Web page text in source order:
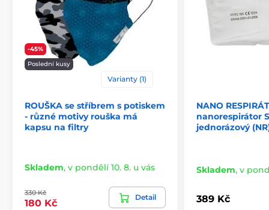
-45%
Poslední kusy
Varianty (1)
ROUŠKA se stříbrem s potiskem
- různé motivy rouška má
kapsu na filtry
Skladem, v pondělí 10. 8. u vás
330 Kč
180 Kč
Detail
NANO
nanorespirátor
jednorázový
Skladem, v
389 Kč